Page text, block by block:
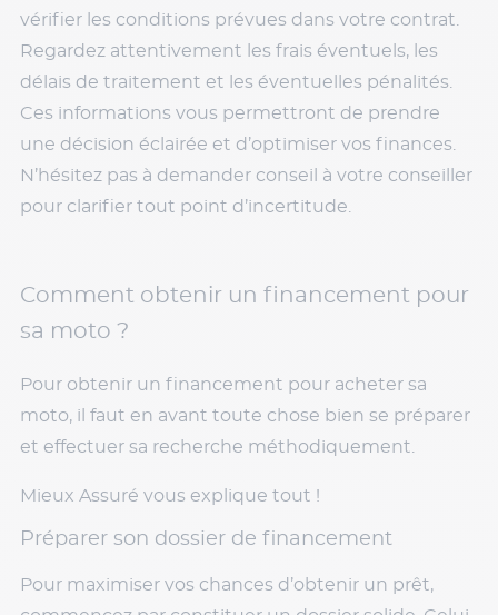
vérifier les conditions prévues dans votre contrat.
Regardez attentivement les frais éventuels, les
délais de traitement et les éventuelles pénalités.
Ces informations vous permettront de prendre
une décision éclairée et d’optimiser vos finances.
N’hésitez pas à demander conseil à votre conseiller
pour clarifier tout point d’incertitude.
Comment obtenir un financement pour
sa moto ?
Pour obtenir un financement pour acheter sa
moto, il faut en avant toute chose bien se préparer
et effectuer sa recherche méthodiquement.
Mieux Assuré vous explique tout !
Préparer son dossier de financement
Pour maximiser vos chances d’obtenir un prêt,